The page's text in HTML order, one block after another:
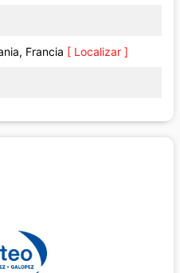
Francia [ Localizar ]